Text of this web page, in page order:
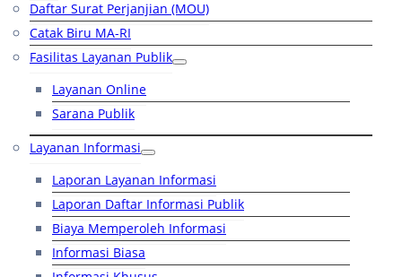
Daftar Surat Perjanjian (MOU)
Catak Biru MA-RI
Fasilitas Layanan Publik
Layanan Online
Sarana Publik
Layanan Informasi
Laporan Layanan Informasi
Laporan Daftar Informasi Publik
Biaya Memperoleh Informasi
Informasi Biasa